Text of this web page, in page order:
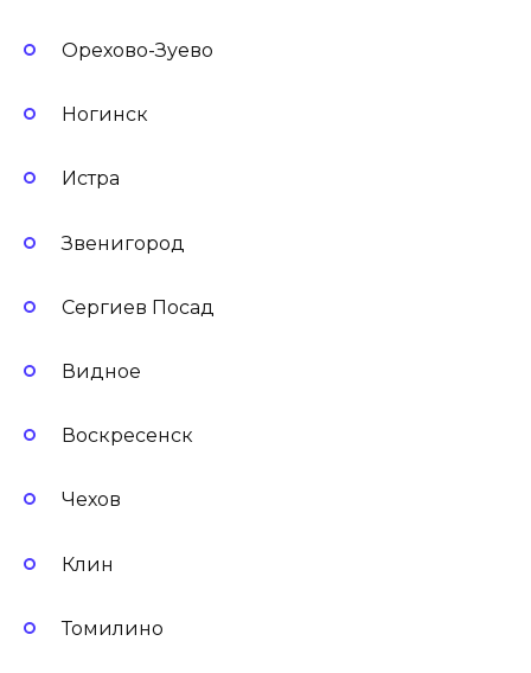
Орехово-Зуево
Ногинск
Истра
Звенигород
Сергиев Посад
Видное
Воскресенск
Чехов
Клин
Томилино